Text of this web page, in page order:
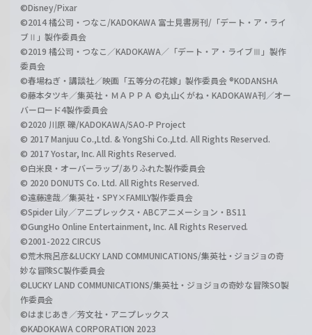
©Disney/Pixar
©2014 橘公司・つなこ/KADOKAWA 富士見書房刊/「デート・ア・ライ
ブⅡ」製作委員会
©2019 橘公司・つなこ／KADOKAWA／「デート・ア・ライブⅢ」製作
委員会
©春場ねぎ・講談社／映画「五等分の花嫁」製作委員会 ®KODANSHA
©藤本タツキ／集英社・ＭＡＰＰＡ ©丸山くがね・KADOKAWA刊／オー
バーロード4製作委員会
©2020 川原 礫/KADOKAWA/SAO-P Project
© 2017 Manjuu Co.,Ltd. & YongShi Co.,Ltd. All Rights Reserved.
© 2017 Yostar, Inc. All Rights Reserved.
©白米良・オーバーラップ/ありふれた製作委員会
© 2020 DONUTS Co. Ltd. All Rights Reserved.
©遠藤達哉／集英社・SPY×FAMILY製作委員会
©Spider Lily／アニプレックス・ABCアニメーション・BS11
©GungHo Online Entertainment, Inc. All Rights Reserved.
©2001-2022 CIRCUS
©荒木飛呂彦&LUCKY LAND COMMUNICATIONS/集英社・ジョジョの奇
妙な冒険SC製作委員会
©LUCKY LAND COMMUNICATIONS/集英社・ジョジョの奇妙な冒険SO製
作委員会
©はまじあき／芳文社・アニプレックス
©KADOKAWA CORPORATION 2023